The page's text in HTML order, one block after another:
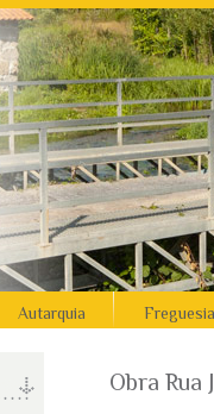
Autarquia Freguesia
Obra Rua